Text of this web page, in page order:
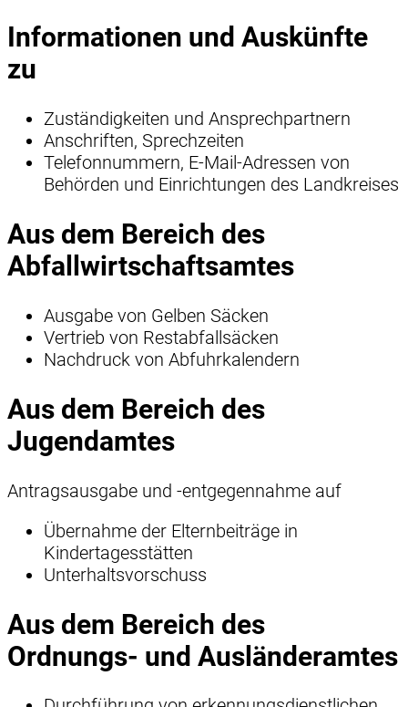
Informationen und Auskünfte
zu
Zuständigkeiten und Ansprechpartnern
Anschriften, Sprechzeiten
Telefonnummern, E-Mail-Adressen von
Behörden und Einrichtungen des Landkreises
Aus dem Bereich des
Abfallwirtschaftsamtes
Ausgabe von Gelben Säcken
Vertrieb von Restabfallsäcken
Nachdruck von Abfuhrkalendern
Aus dem Bereich des
Jugendamtes
Antragsausgabe und -entgegennahme auf
Übernahme der Elternbeiträge in
Kindertagesstätten
Unterhaltsvorschuss
Aus dem Bereich des
Ordnungs- und Ausländeramtes